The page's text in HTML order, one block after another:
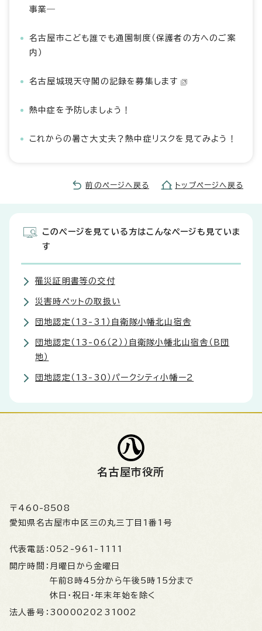
事業―
名古屋市こども誰でも通園制度（保護者の方へのご案
内）
名古屋城現天守閣の記録を募集します
熱中症を予防しましょう！
これからの暑さ大丈夫？熱中症リスクを見てみよう！
前のページへ戻る トップページへ戻る
このページを見ている方はこんなページも見ていま
す
罹災証明書等の交付
災害時ペットの取扱い
団地認定（13-31）自衛隊小幡北山宿舎
団地認定（13-06（2））自衛隊小幡北山宿舎（B団
地）
団地認定（13-30）パークシティ小幡ー2
名古屋市役所
〒460-8508
愛知県名古屋市中区三の丸三丁目1番1号
代表電話： 052-961-1111
開庁時間： 月曜日から金曜日
午前8時45分から午後5時15分まで
休日・祝日・年末年始を除く
法人番号： 3000020231002